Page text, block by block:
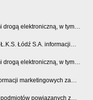
drogą elektroniczną, w tym
informacji o zniżkach,
ofercie sklepu U2
produktach oraz
S.A.
Łódź S.A. informacji
spółki, ofert, wydarzeń i
SMS oraz połączeń
drogą elektroniczną, w tym
o
i PartnerówŁ.K.S.
marketingowych za
telefonicznych
S.A. powiązanych z